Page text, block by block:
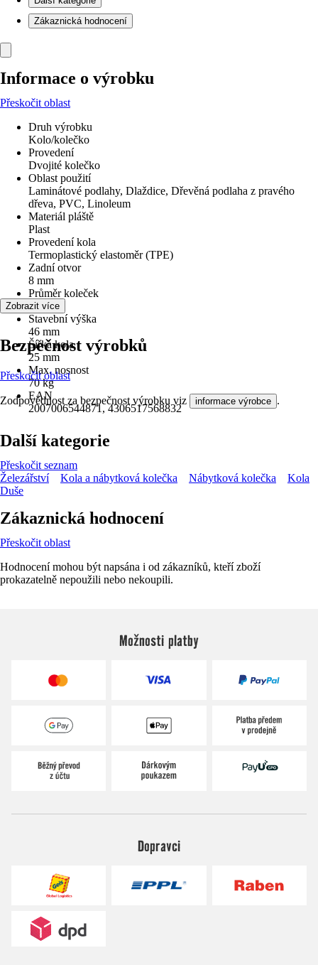
Zákaznická hodnocení
Informace o výrobku
Přeskočit oblast
Druh výrobku
Kolo/kolečko
Provedení
Dvojité kolečko
Oblast použití
Laminátové podlahy, Dlaždice, Dřevěná podlaha z pravého
dřeva, PVC, Linoleum
Materiál pláště
Plast
Provedení kola
Termoplastický elastoměr (TPE)
Zadní otvor
8 mm
Průměr koleček
25 mm
Stavební výška
46 mm
Šířka kola
25 mm
Max. nosnost
70 kg
EAN
2007006544871, 4306517568832
Zobrazit více
Bezpečnost výrobků
Přeskočit oblast
Zodpovědnost za bezpečnost výrobku viz informace výrobce .
Další kategorie
Přeskočit seznam
Železářství
Kola a nábytková kolečka Nábytková kolečka
Kola
Duše
Zákaznická hodnocení
Přeskočit oblast
Hodnocení mohou být napsána i od zákazníků, kteří zboží
prokazatelně nepoužili nebo nekoupili.
Možnosti platby
Dopravci